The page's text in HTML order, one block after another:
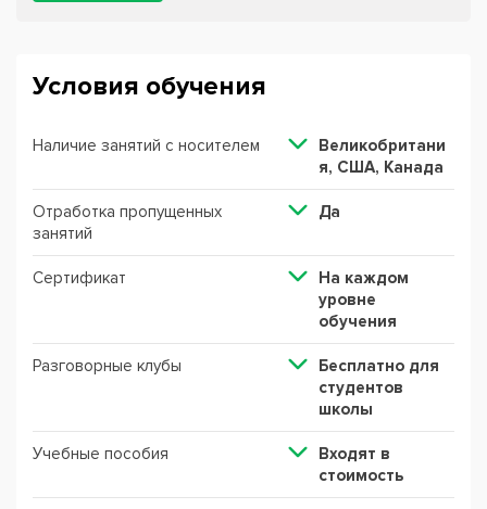
Условия обучения
Наличие занятий с носителем
Великобритани
я, США, Канада
Отработка пропущенных
занятий
Да
Сертификат
На каждом
уровне
обучения
Разговорные клубы
Бесплатно для
студентов
школы
Учебные пособия
Входят в
стоимость